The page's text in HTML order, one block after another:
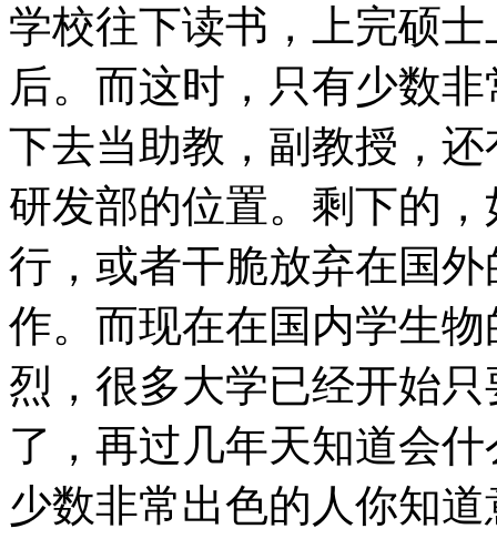
学校往下读书，上完硕
后。而这时，只有少数
下去当助教，副教授，
研发部的位置。剩下的
行，或者干脆放弃在国
作。而现在在国内学生
烈，很多大学已经开始
了，再过几年天知道会
少数非常出色的人你知